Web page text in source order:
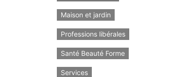
Maison et jardin
Professions libérales
Santé Beauté Forme
Services